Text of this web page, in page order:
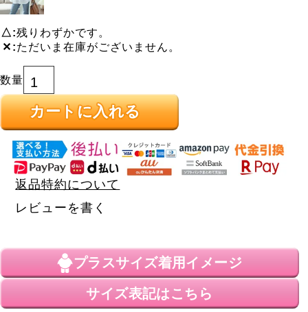
△ 残りわずかです。
✕ ただいま在庫がございません。
カートに入れる
返品特約について
レビューを書く
プラスサイズ着用イメージ
サイズ表記はこちら